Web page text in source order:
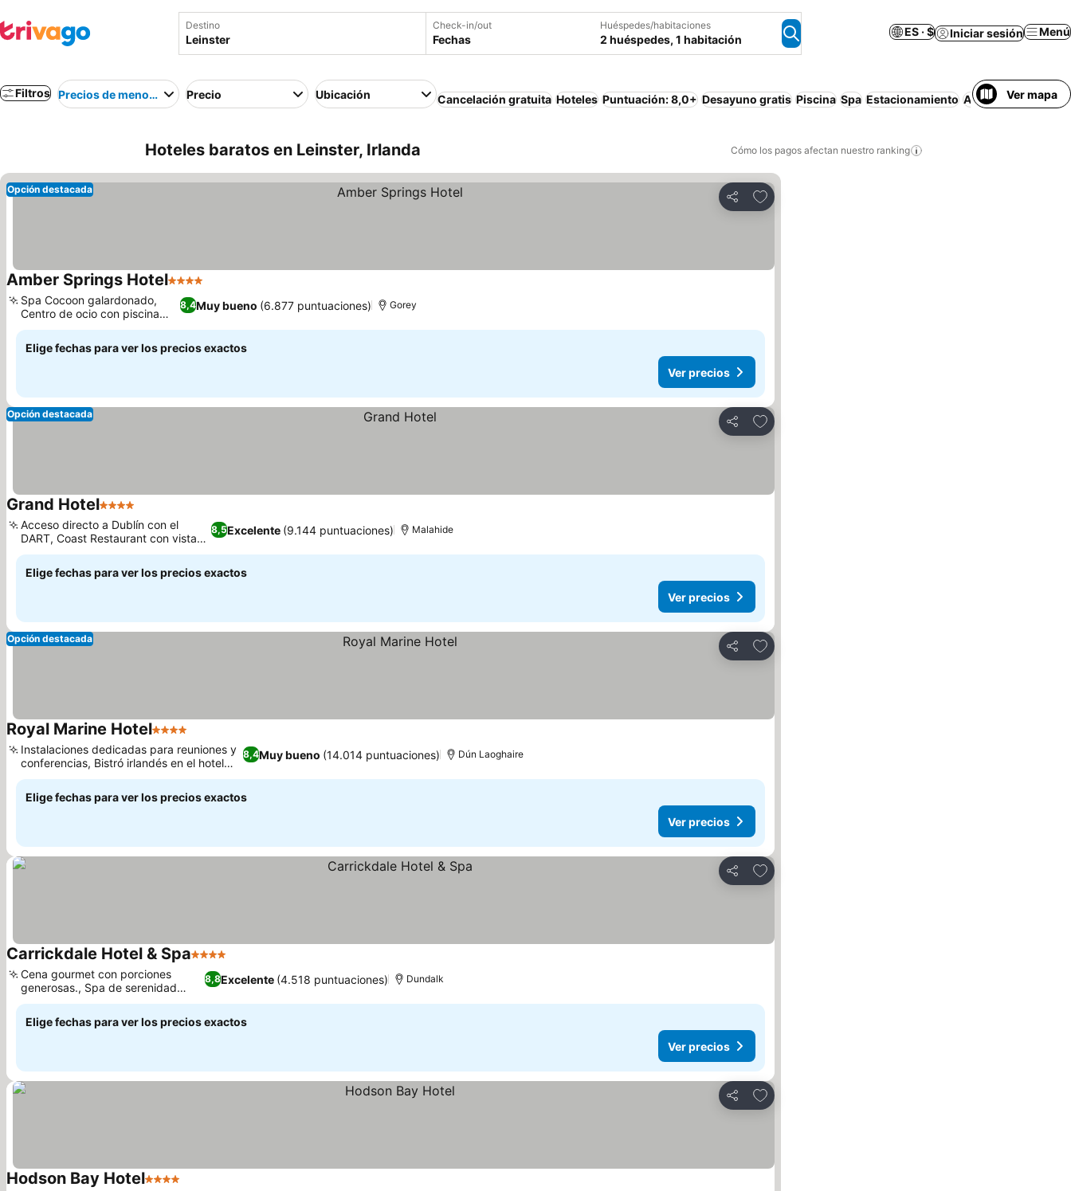
Destino Check-in/out
Fechas
Huéspedes/habitaciones
2 huéspedes, 1 habitación
ES · $ Iniciar sesión Menú
Filtros Precios de menor a mayorPrecio Ubicación Cancelación gratuita Hoteles Puntuación: 8,0+ Desayuno gratis Piscina Spa Estacionamiento Apartamento
Ver mapa
Hoteles baratos en Leinster, Irlanda Cómo los pagos afectan nuestro ranking
Compartir
Agregar a favoritos
Opción destacada
Amber Springs Hotel4 Estrellas
8,4Muy bueno (6.877 puntuaciones)
Spa Cocoon galardonado,
Centro de ocio con piscina
infantil
Gorey
Elige fechas para ver los precios exactos
Ver precios
Compartir
Agregar a favoritos
Opción destacada
Grand Hotel4 Estrellas
8,5Excelente (9.144 puntuaciones)
Acceso directo a Dublín con el
DART, Coast Restaurant con vistas
al estuario
Malahide
Elige fechas para ver los precios exactos
Ver precios
Compartir
Agregar a favoritos
Opción destacada
Royal Marine Hotel4 Estrellas
8,4Muy bueno (14.014 puntuaciones)
Instalaciones dedicadas para reuniones y
conferencias, Bistró irlandés en el hotel
con vistas al puerto
Dún Laoghaire
Elige fechas para ver los precios exactos
Ver precios
Compartir
Agregar a favoritos
Carrickdale Hotel & Spa4 Estrellas
8,8Excelente (4.518 puntuaciones)
Cena gourmet con porciones
generosas., Spa de serenidad
galardonado
Dundalk
Elige fechas para ver los precios exactos
Ver precios
Compartir
Agregar a favoritos
Hodson Bay Hotel4 Estrellas